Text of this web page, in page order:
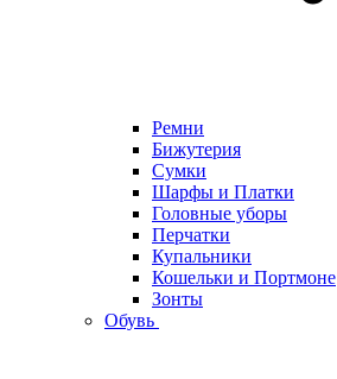
Ремни
Бижутерия
Сумки
Шарфы и Платки
Головные уборы
Перчатки
Купальники
Кошельки и Портмоне
Зонты
Обувь